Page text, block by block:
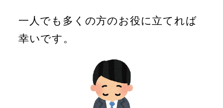
一人でも多くの方のお役に立てれば
幸いです。